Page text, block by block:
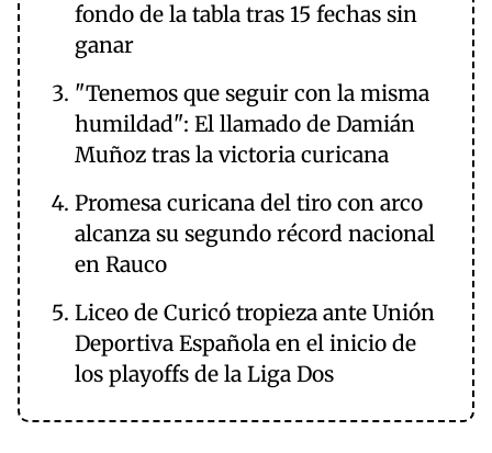
fondo de la tabla tras 15 fechas sin
ganar
"Tenemos que seguir con la misma
humildad": El llamado de Damián
Muñoz tras la victoria curicana
Promesa curicana del tiro con arco
alcanza su segundo récord nacional
en Rauco
Liceo de Curicó tropieza ante Unión
Deportiva Española en el inicio de
los playoffs de la Liga Dos